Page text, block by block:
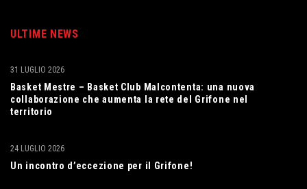
ULTIME NEWS
Basket Mestre – Basket Club Malcontenta: una nuova
collaborazione che aumenta la rete del Grifone nel
territorio
31 LUGLIO 2026
Un incontro d’eccezione per il Grifone!
24 LUGLIO 2026